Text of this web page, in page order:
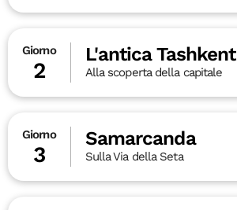
Giorno
2
L'antica Tashkent
Alla scoperta della capitale
Giorno
3
Samarcanda
Sulla Via della Seta